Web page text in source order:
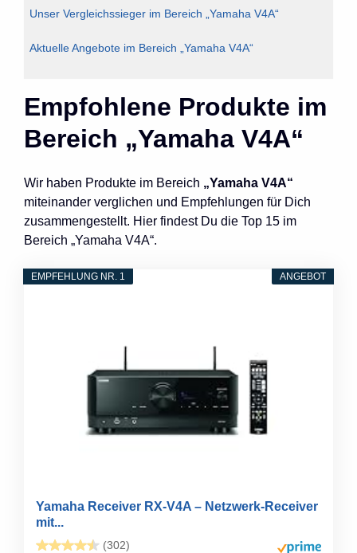
Unser Vergleichssieger im Bereich „Yamaha V4A“
Aktuelle Angebote im Bereich „Yamaha V4A“
Empfohlene Produkte im
Bereich „Yamaha V4A“
Wir haben Produkte im Bereich „Yamaha V4A“
miteinander verglichen und Empfehlungen für Dich
zusammengestellt. Hier findest Du die Top 15 im
Bereich „Yamaha V4A“.
ANGEBOT
EMPFEHLUNG NR. 1
Yamaha Receiver RX-V4A – Netzwerk-Receiver
mit...
(302)